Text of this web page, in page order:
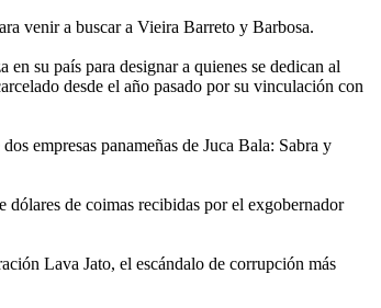
venir a buscar a Vieira Barreto y Barbosa.
su país para designar a quienes se dedican al
desde el año pasado por su vinculación con
empresas panameñas de Juca Bala: Sabra y
dólares de coimas recibidas por el exgobernador
Lava Jato, el escándalo de corrupción más